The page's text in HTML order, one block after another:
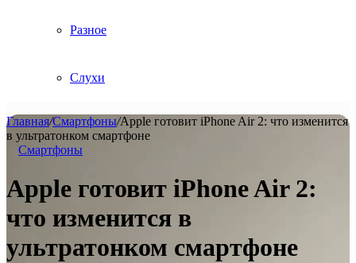
Разное
Слухи
Главная/Смартфоны/Apple готовит iPhone Air 2: что изменится
в ультратонком смартфоне
Смартфоны
Apple готовит iPhone Air 2:
что изменится в
ультратонком смартфоне